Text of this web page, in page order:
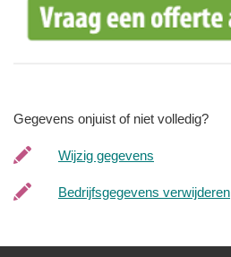
Gegevens onjuist of niet volledig?
Wijzig gegevens
Bedrijfsgegevens verwijderen